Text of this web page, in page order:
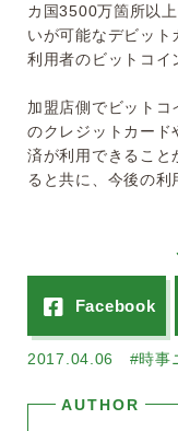
カ国3500万箇所以
いが可能なデビッ
利用者のビットコイ
加盟店側でビット
のクレジットカード
済が利用できること
ると共に、今後の利
2017.04.06 #時事